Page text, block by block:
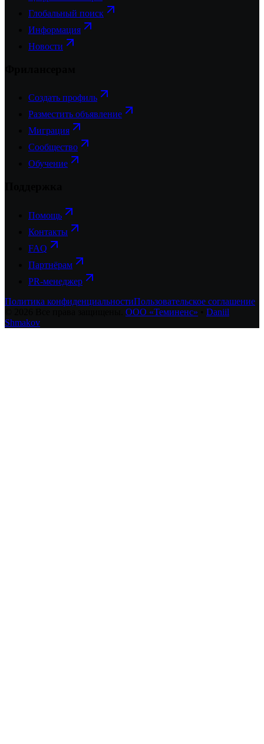
Глобальный поиск
Информация
Новости
Создать профиль
Разместить объявление
Миграция
Сообщество
Обучение
Помощь
Контакты
FAQ
Партнёрам
PR-менеджер
Политика конфиденциальностиПользовательское соглашение
ООО «Теминенс»
Daniil
Shmakov